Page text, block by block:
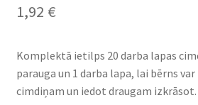
1,92 €
Komplektā ietilps 20 darba lapas
parauga un 1 darba lapa, lai bērns
cimdiņam un iedot draugam izkrāsot.